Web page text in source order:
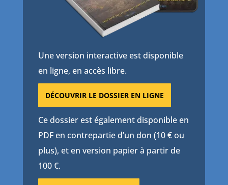
Une version interactive est disponible
en ligne, en accès libre.
DÉCOUVRIR LE DOSSIER EN LIGNE
Ce dossier est également disponible en
PDF en contrepartie d’un don (10 € ou
plus), et en version papier à partir de
100 €.